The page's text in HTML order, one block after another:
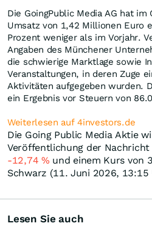
Die GoingPublic Media AG hat
Umsatz von 1,42 Millionen Euro
Prozent weniger als im Vorjahr.
Angaben des Münchener
die schwierige Marktlage sowie
Veranstaltungen, in deren Zuge
Aktivitäten aufgegeben wurden.
ein Ergebnis vor Steuern von
Weiterlesen auf 4investors.de
Die Going Public Media Aktie
Veröffentlichung der
-12,74 % und einem Kurs von
Schwarz (11. Juni 2026, 13:15
Lesen Sie auch